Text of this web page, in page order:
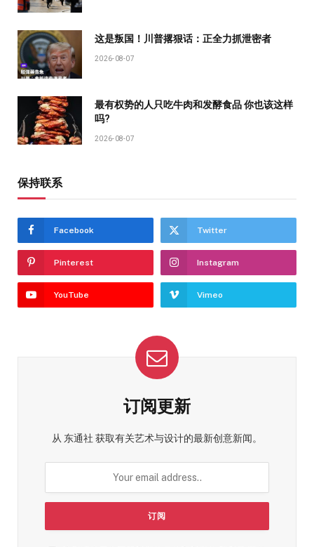
这是叛国！川普撂狠话：正全力抓泄密者
2026-08-07
最有权势的人只吃牛肉和发酵食品 你也该这样
吗?
2026-08-07
保持联系
Facebook Twitter
Pinterest Instagram
YouTube Vimeo
订阅更新
从 东通社 获取有关艺术与设计的最新创意新闻。